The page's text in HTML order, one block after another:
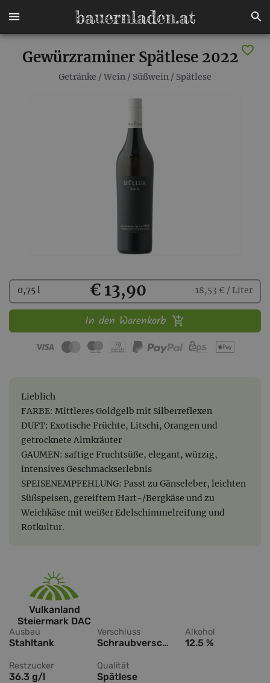
Gewürzraminer Spätlese 2022
Getränke / Wein / Süßwein / Spätlese
Kaufen
0,75 l € 13,90 18,53 € / Liter
In den Warenkorb
Lieblich
FARBE: Mittleres Goldgelb mit Silberreflexen
DUFT: Exotische Früchte, Litschi, Orangen und
getrocknete Almkräuter
GAUMEN: saftige Fruchtsüße, elegant, würzig,
intensives Geschmackserlebnis
SPEISENEMPFEHLUNG: Passt zu Gänseleber, leichten
Süßspeisen, gereiftem Hart-/Bergkäse und zu
Weichkäse mit weißer Edelschimmelreifung und
Rotkultur.
Vulkanland
Steiermark DAC
Ausbau
Stahltank
Verschluss
Schraubverschluss
Alkohol
12.5 %
Restzucker
36.3 g/l
Qualität
Spätlese